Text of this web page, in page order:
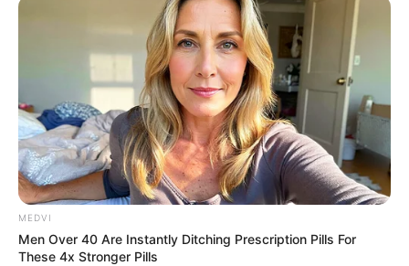
MEDVI
Men Over 40 Are Instantly Ditching Prescription Pills For
These 4x Stronger Pills